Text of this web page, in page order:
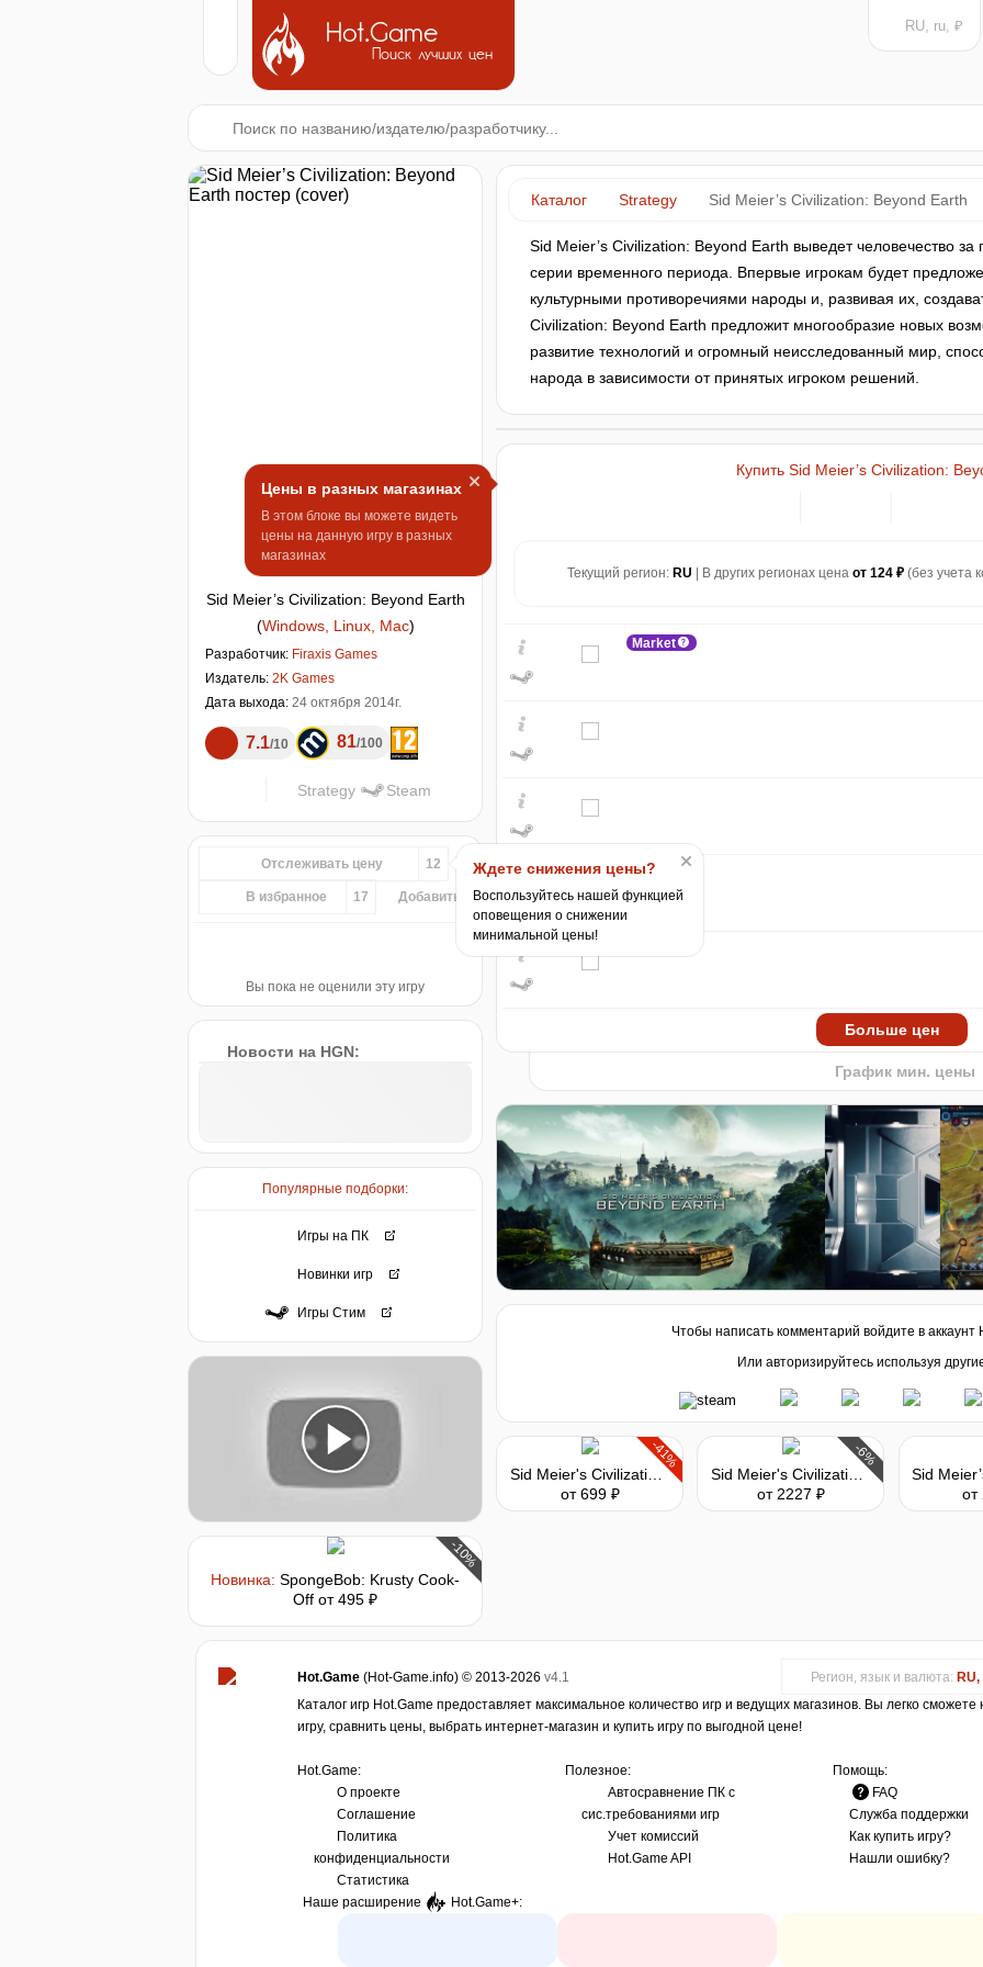
Hot.Game
Поиск лучших цен
RU, ru, ₽
Sid Meier’s Civilization: Beyond Earth
(Windows, Linux, Mac)
Разработчик: Firaxis Games
Издатель: 2K Games
Дата выхода: 24 октября 2014г.
7.1 10 81 100
Strategy Steam
Отслеживать цену 12
В избранное 17 Добавить...
Вы пока не оценили эту игру
Новости на HGN:
Популярные подборки:
Игры на ПК
Новинки игр
Игры Стим
-10%
Новинка: SpongeBob: Krusty Cook-
Off от 495 ₽
Каталог Strategy Sid Meier’s Civilization: Beyond Earth
Sid Meier’s Civilization: Beyond Earth выведет человечество
серии временного периода. Впервые игрокам будет
культурными противоречиями народы и, развивая их,
Civilization: Beyond Earth предложит многообразие новых
развитие технологий и огромный неисследованный мир,
народа в зависимости от принятых игроком решений.
Купить Sid Meier’s Civilization:
Текущий регион: RU | В других регионах цена от 124 ₽ (без учета
Market
Больше цен
2020 2022
600
График мин. цены
Чтобы написать комментарий войдите в аккаунт
Или авторизируйтесь используя
-41%
Sid Meier's Civilization: Beyond Earth - Rising Tide
от 699 ₽
-6%
Sid Meier's Civilization: Beyond Earth - The Collection
от 2227 ₽
от
Hot.Game (Hot-Game.info) © 2013-2026 v4.1 Регион, язык и валюта:
Каталог игр Hot.Game предоставляет максимальное количество игр и ведущих магазинов. Вы легко сможете
игру, сравнить цены, выбрать интернет-магазин и купить игру по выгодной цене!
Hot.Game:
О проекте
Соглашение
Политика
конфиденциальности
Статистика
Полезное:
Автосравнение ПК с
сис.требованиями игр
Учет комиссий
Hot.Game API
Помощь:
FAQ
Служба поддержки
Как купить игру?
Нашли ошибку?
Наше расширение Hot.Game+:
Ждете снижения цены?
Воспользуйтесь нашей функцией
оповещения о снижении
минимальной цены!
Цены в разных магазинах
В этом блоке вы можете видеть
цены на данную игру в разных
магазинах